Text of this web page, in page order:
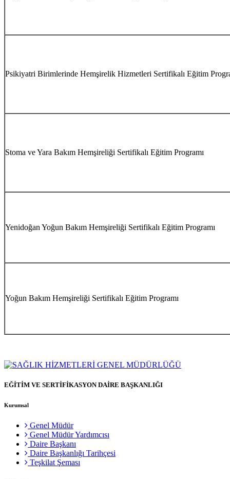
Psikiyatri Birimlerinde Hemşirelik Hizmetleri Sertifikalı Eğitim
Stoma ve Yara Bakım Hemşireliği Sertifikalı Eğitim Programı
Yenidoğan Yoğun Bakım Hemşireliği Sertifikalı Eğitim Programı
Yoğun Bakım Hemşireliği Sertifikalı Eğitim Programı
EĞİTİM VE SERTİFİKASYON DAİRE BAŞKANLIĞI
Kurumsal
Genel Müdür
Genel Müdür Yardımcısı
Daire Başkanı
Daire Başkanlığı Tarihçesi
Teşkilat Şeması